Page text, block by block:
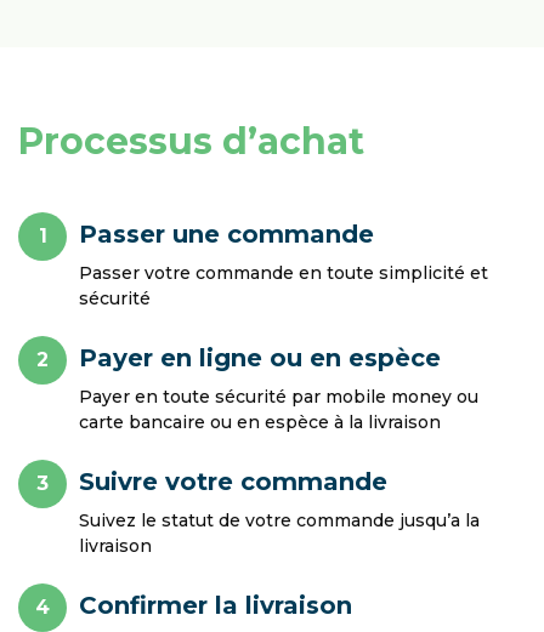
Processus d’achat
1 Passer une commande
Passer votre commande en toute simplicité et
sécurité
2 Payer en ligne ou en espèce
Payer en toute sécurité par mobile money ou
carte bancaire ou en espèce à la livraison
3 Suivre votre commande
Suivez le statut de votre commande jusqu’a la
livraison
4 Confirmer la livraison